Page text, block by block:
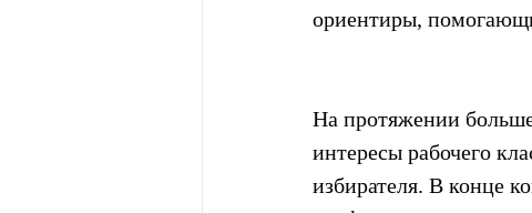
ориентиры,
На протяжении
интересы рабочего
избирателя. В конце